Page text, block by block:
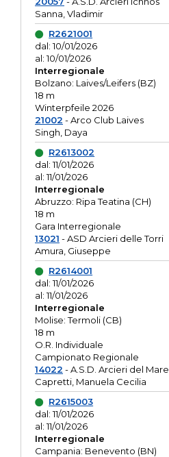
Sanna, Vladimir
R2621001
dal: 10/01/2026
al: 10/01/2026
Interregionale
Bolzano: Laives/Leifers (BZ)
18 m
Winterpfeile 2026
21002 - Arco Club Laives
Singh, Daya
R2613002
dal: 11/01/2026
al: 11/01/2026
Interregionale
Abruzzo: Ripa Teatina (CH)
18 m
Gara Interregionale
13021 - ASD Arcieri delle Torri
Amura, Giuseppe
R2614001
dal: 11/01/2026
al: 11/01/2026
Interregionale
Molise: Termoli (CB)
18 m
O.R. Individuale
Campionato Regionale
14022 - A.S.D. Arcieri del Mare
Capretti, Manuela Cecilia
R2615003
dal: 11/01/2026
al: 11/01/2026
Interregionale
Campania: Benevento (BN)